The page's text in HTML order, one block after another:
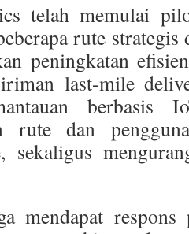
telah memulai
rute strategis
peningkatan
last-mile
berbasis
rute dan
sekaligus
mendapat